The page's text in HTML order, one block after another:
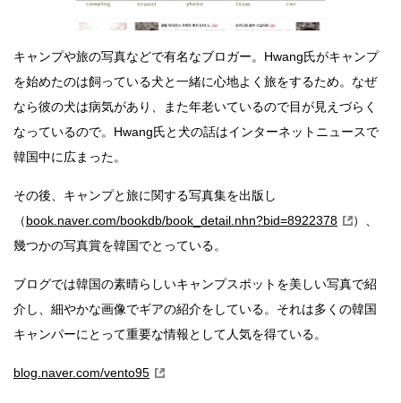
キャンプや旅の写真などで有名なブロガー。Hwang氏がキャンプ
を始めたのは飼っている犬と一緒に心地よく旅をするため。なぜ
なら彼の犬は病気があり、また年老いているので目が見えづらく
なっているので。Hwang氏と犬の話はインターネットニュースで
韓国中に広まった。
その後、キャンプと旅に関する写真集を出版し
（book.naver.com/bookdb/book_detail.nhn?bid=8922378
）、
幾つかの写真賞を韓国でとっている。
ブログでは韓国の素晴らしいキャンプスポットを美しい写真で紹
介し、細やかな画像でギアの紹介をしている。それは多くの韓国
キャンパーにとって重要な情報として人気を得ている。
blog.naver.com/vento95